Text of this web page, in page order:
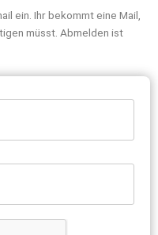
ein. Ihr bekommt eine Mail,
müsst. Abmelden ist